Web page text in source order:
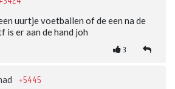
uurtje voetballen of de een na de
is er aan de hand joh
3
+5445